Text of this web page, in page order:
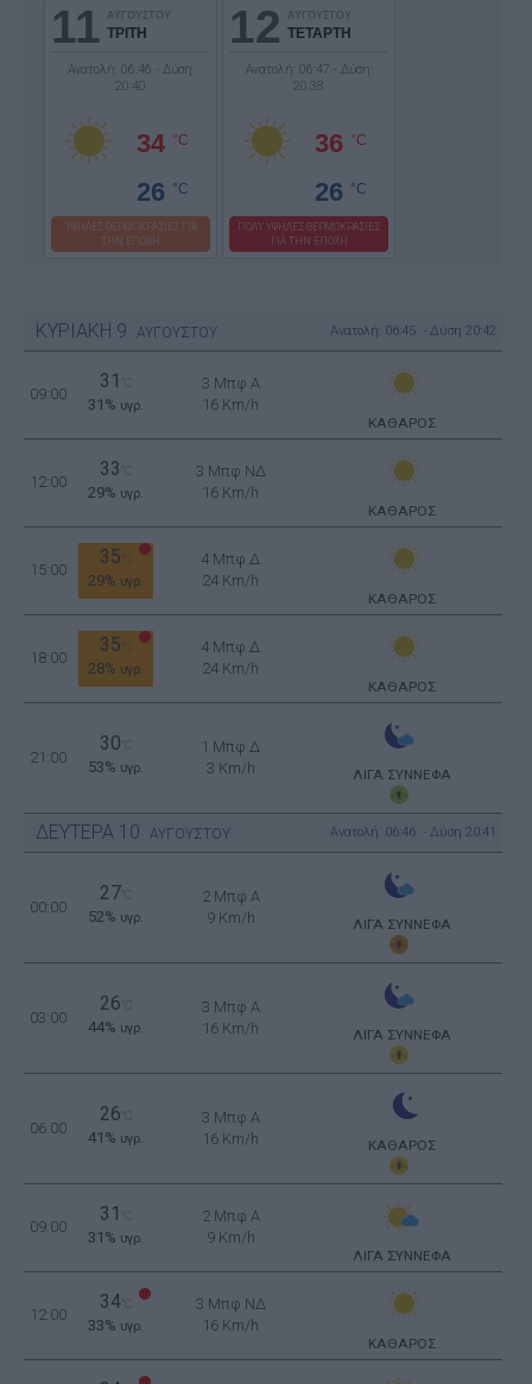
11 ΑΥΓΟΥΣΤΟΥ
ΤΡΙΤΗ
Ανατολή: 06:46 - Δύση:
20:40
34 °C
26 °C
ΥΨΗΛΕΣ ΘΕΡΜΟΚΡΑΣΙΕΣ ΓΙΑ
ΤΗΝ ΕΠΟΧΗ
12 ΑΥΓΟΥΣΤΟΥ
ΤΕΤΑΡΤΗ
Ανατολή: 06:47 - Δύση:
20:38
36 °C
26 °C
ΠΟΛΥ ΥΨΗΛΕΣ ΘΕΡΜΟΚΡΑΣΙΕΣ
ΓΙΑ ΤΗΝ ΕΠΟΧΗ
ΚΥΡΙΑΚΗ 9 ΑΥΓΟΥΣΤΟΥ Ανατολή: 06:45 - Δύση 20:42
09:00
31
31% υγρ.
3 Μπφ Α
16 Km/h
ΚΑΘΑΡΟΣ
12:00
33
29% υγρ.
3 Μπφ ΝΔ
16 Km/h
ΚΑΘΑΡΟΣ
15:00
35
29% υγρ.
4 Μπφ Δ
24 Km/h
ΚΑΘΑΡΟΣ
18:00
35
28% υγρ.
4 Μπφ Δ
24 Km/h
ΚΑΘΑΡΟΣ
21:00
30
53% υγρ.
1 Μπφ Δ
3 Km/h
ΛΙΓΑ ΣΥΝΝΕΦΑ
ΔΕΥΤΕΡΑ 10 ΑΥΓΟΥΣΤΟΥ Ανατολή: 06:46 - Δύση 20:41
00:00
27
52% υγρ.
2 Μπφ Α
9 Km/h
ΛΙΓΑ ΣΥΝΝΕΦΑ
03:00
26
44% υγρ.
3 Μπφ Α
16 Km/h
ΛΙΓΑ ΣΥΝΝΕΦΑ
06:00
26
41% υγρ.
3 Μπφ Α
16 Km/h
ΚΑΘΑΡΟΣ
09:00
31
31% υγρ.
2 Μπφ Α
9 Km/h
ΛΙΓΑ ΣΥΝΝΕΦΑ
12:00
34°C
33% υγρ.
3 Μπφ ΝΔ
16 Km/h
ΚΑΘΑΡΟΣ